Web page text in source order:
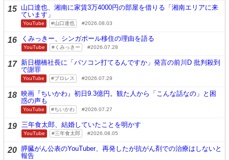
15 山口達也、湘南に家賃3万4000円の部屋を借りる「湘南エリアに来
ています」
YouTube 山口達也 2026.08.03
16 くみっきー、シンガポール移住の理由を語る
YouTube くみっきー 2026.07.28
17 新日棚橋社長に「パソコン打てるんですか」発言の前川D 批判殺到
で謝罪
YouTube プロレス 2026.07.29
18 映画『ちいかわ』初日9.3億円。観た人から「こんな話なの」と困
惑の声も
YouTube ちいかわ 2026.07.27
19 三年食太郎、結婚していたことを明かす
YouTube 三年食太郎 2026.08.05
20 膵臓がん公表のYouTuber、再発したが抗がん剤での治療はしないと
報告